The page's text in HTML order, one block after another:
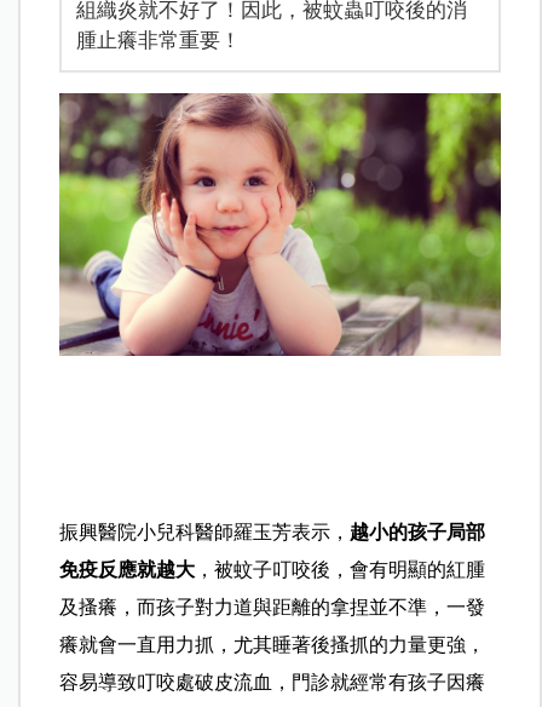
組織炎就不好了！因此，被蚊蟲叮咬後的消
腫止癢非常重要！
振興醫院小兒科醫師羅玉芳表示， 越小的孩子局部
免疫反應就越大 ，被蚊子叮咬後，會有明顯的紅腫
及搔癢，而孩子對力道與距離的拿捏並不準，一發
癢就會一直用力抓，尤其睡著後搔抓的力量更強，
容易導致叮咬處破皮流血，門診就經常有孩子因癢